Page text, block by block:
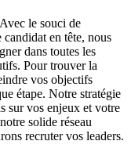
le souci de
candidat en tête, nous
dans toutes les
. Pour trouver la
vos objectifs
étape. Notre stratégie
sur vos enjeux et votre
solide réseau
recruter vos leaders.